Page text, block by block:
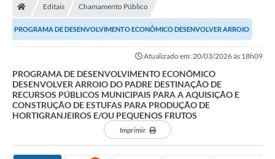
Editais Chamamento Público
PROGRAMA DE DESENVOLVIMENTO ECONÔMICO DESENVOLVER ARROIO
Atualizado em: 20/03/2026 às 18h09
PROGRAMA DE DESENVOLVIMENTO ECONÔMICO
DESENVOLVER ARROIO DO PADRE DESTINAÇÃO DE
RECURSOS PÚBLICOS MUNICIPAIS PARA A AQUISIÇÃO E
CONSTRUÇÃO DE ESTUFAS PARA PRODUÇÃO DE
HORTIGRANJEIROS E/OU PEQUENOS FRUTOS
Imprimir